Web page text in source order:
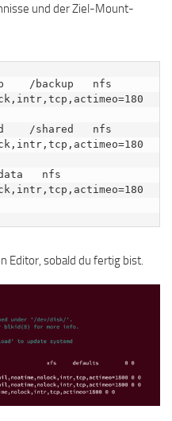
und der Ziel-Mount-
/backup   nfs
/shared   nfs
nfs
Editor, sobald du fertig bist.